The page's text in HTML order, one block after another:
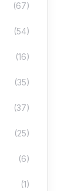
(67)
(54)
(16)
(35)
(37)
(25)
(6)
(1)